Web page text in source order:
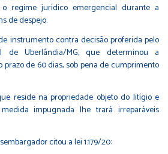
regime jurídico emergencial durante a
de despejo.
instrumento contra decisão proferida pelo
de Uberlândia/MG, que determinou a
de 60 dias, sob pena de cumprimento
reside na propriedade objeto do litígio e
impugnada lhe trará irreparáveis
citou a lei 1.179/20: